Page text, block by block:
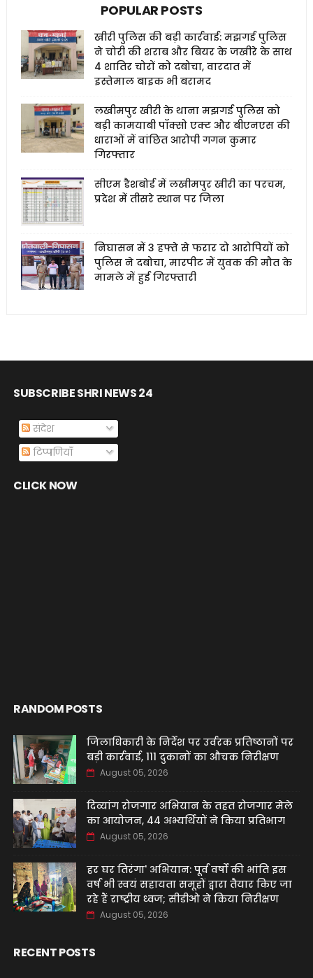
POPULAR POSTS
खीरी पुलिस की बड़ी कार्रवाई: मझगई पुलिस
ने चोरी की शराब और बियर के जखीरे के साथ
4 शातिर चोरों को दबोचा, वारदात में
इस्तेमाल बाइक भी बरामद
लखीमपुर खीरी के थाना मझगई पुलिस को
बड़ी कामयाबी पॉक्सो एक्ट और बीएनएस की
धाराओं में वांछित आरोपी गगन कुमार
गिरफ्तार
सीएम डैशबोर्ड में लखीमपुर खीरी का परचम,
प्रदेश में तीसरे स्थान पर जिला
निघासन में 3 हफ्ते से फरार दो आरोपियों को
पुलिस ने दबोचा, मारपीट में युवक की मौत के
मामले में हुई गिरफ्तारी
SUBSCRIBE SHRI NEWS 24
संदेश
टिप्पणियाँ
CLICK NOW
RANDOM POSTS
जिलाधिकारी के निर्देश पर उर्वरक प्रतिष्ठानों पर
बड़ी कार्रवाई, 111 दुकानों का औचक निरीक्षण
August 05, 2026
दिव्यांग रोजगार अभियान के तहत रोजगार मेले
का आयोजन, 44 अभ्यर्थियों ने किया प्रतिभाग
August 05, 2026
हर घर तिरंगा' अभियान: पूर्व वर्षों की भांति इस
वर्ष भी स्वयं सहायता समूहों द्वारा तैयार किए जा
रहे हैं राष्ट्रीय ध्वज; सीडीओ ने किया निरीक्षण
August 05, 2026
RECENT POSTS